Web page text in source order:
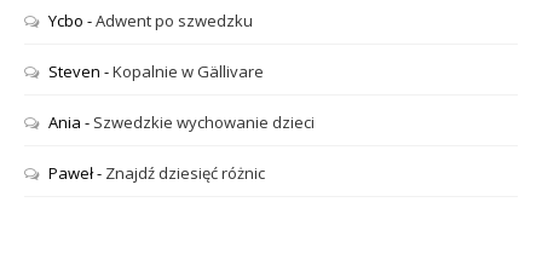
Ycbo -Adwent po szwedzku
Steven -Kopalnie w Gällivare
Ania - Szwedzkie wychowanie dzieci
Paweł- Znajdź dziesięć różnic